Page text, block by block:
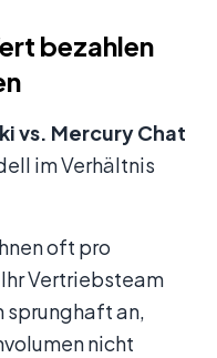
bezahlen
vs. Mercury Chat
im Verhältnis
oft pro
Ihr Vertriebsteam
sprunghaft an,
nicht